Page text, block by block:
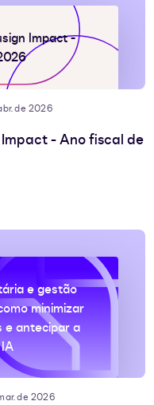
Impact -
de 2026
- Ano fiscal de
e gestão
minimizar
e antecipar a
de 2026